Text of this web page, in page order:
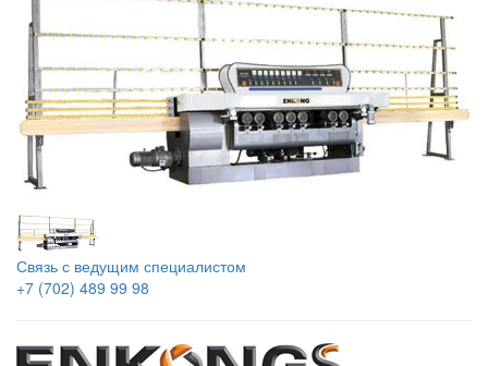
Связь с ведущим специалистом
+7 (702) 489 99 98